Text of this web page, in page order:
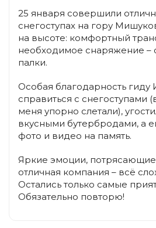
25 января совершили
снегоступах на гору
на высоте: комфортный
необходимое снаряжение –
палки.
Особая благодарность гиду
справиться с снегоступами
меня упорно слетали),
вкусными бутербродами, а
фото и видео на память.
Яркие эмоции,
отличная компания – всё
Остались только самые
Обязательно повторю!